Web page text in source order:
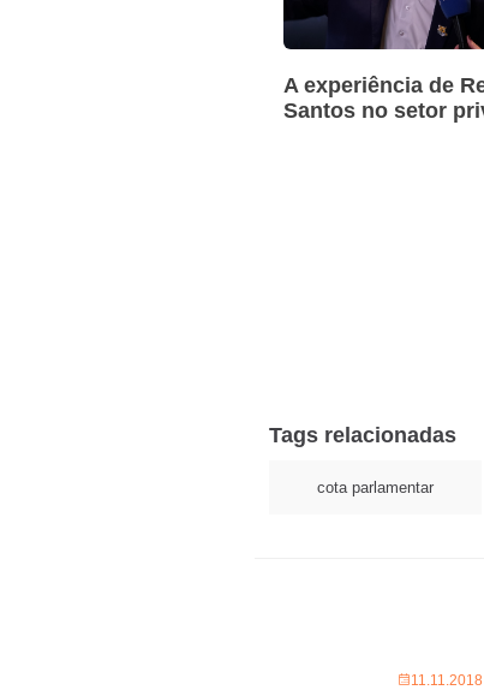
A experiência de
Santos no setor
Tags relacionadas
cota parlamentar